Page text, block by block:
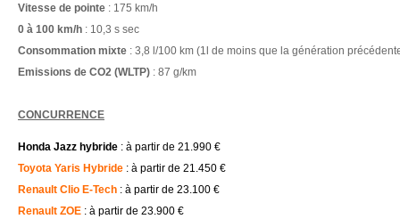
Vitesse de pointe : 175 km/h
0 à 100 km/h : 10,3 s sec
Consommation mixte : 3,8 l/100 km (1l de moins que la génération
Emissions de CO2 (WLTP) : 87 g/km
CONCURRENCE
Honda Jazz hybride : à partir de 21.990 €
Toyota Yaris Hybride : à partir de 21.450 €
Renault Clio E-Tech : à partir de 23.100 €
Renault ZOE : à partir de 23.900 €